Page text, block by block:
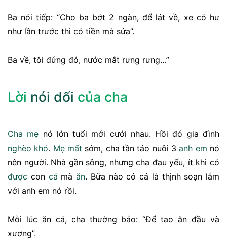
Ba nói tiếp: “Cho ba bớt 2 ngàn, để lát về, xe có hư
như lần trước thì có tiền mà sửa”.
Ba về, tôi đứng đó, nước mắt rưng rưng…”
Lời nói dối của cha
Cha mẹ nó lớn tuổi mới cưới nhau. Hồi đó gia đình
nghèo khó. Mẹ mất sớm, cha tần tảo nuôi 3anh em nó
nên người. Nhà gần sông, nhưng cha đau yếu, ít khi có
được con cá mà ăn. Bữa nào có cá là thịnh soạn lắm
với anh em nó rồi.
Mỗi lúc ăn cá, cha thường bảo: “Để tao ăn đầu và
xương”.